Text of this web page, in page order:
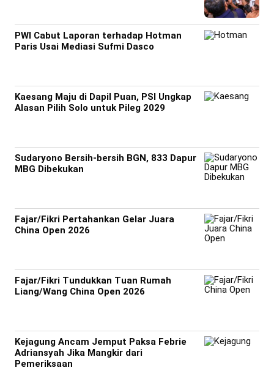
PWI Cabut Laporan terhadap Hotman
Paris Usai Mediasi Sufmi Dasco
Kaesang Maju di Dapil Puan, PSI Ungkap
Alasan Pilih Solo untuk Pileg 2029
Sudaryono Bersih-bersih BGN, 833 Dapur
MBG Dibekukan
Fajar/Fikri Pertahankan Gelar Juara
China Open 2026
Fajar/Fikri Tundukkan Tuan Rumah
Liang/Wang China Open 2026
Kejagung Ancam Jemput Paksa Febrie
Adriansyah Jika Mangkir dari
Pemeriksaan